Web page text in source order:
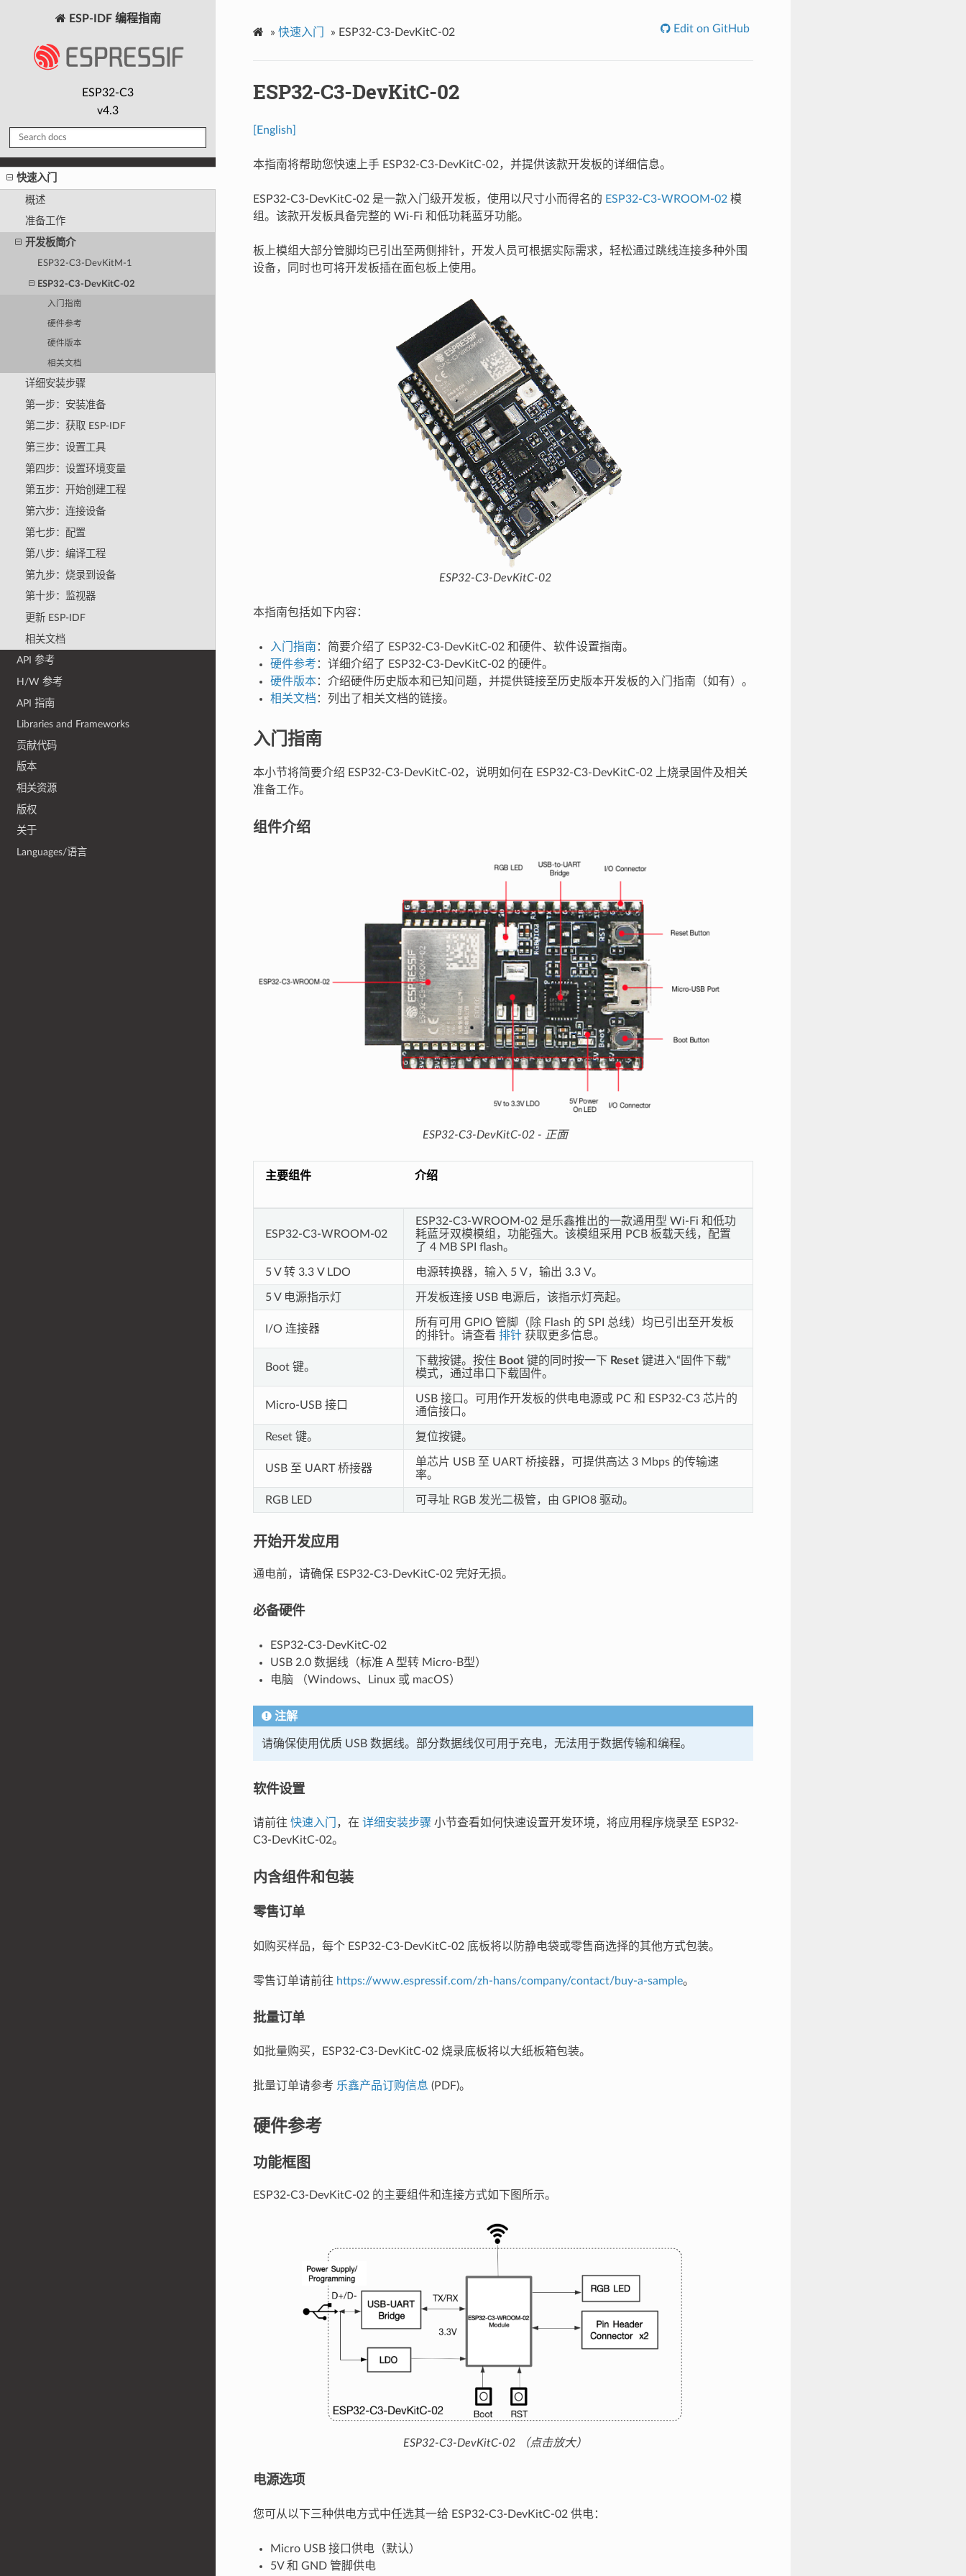
ESP-IDF 编程指南
ESP32-C3
v4.3
快速入门
概述
准备工作
开发板简介
ESP32-C3-DevKitM-1
ESP32-C3-DevKitC-02
入门指南
硬件参考
硬件版本
相关文档
详细安装步骤
第一步：安装准备
第二步：获取 ESP-IDF
第三步：设置工具
第四步：设置环境变量
第五步：开始创建工程
第六步：连接设备
第七步：配置
第八步：编译工程
第九步：烧录到设备
第十步：监视器
更新 ESP-IDF
相关文档
API 参考
H/W 参考
API 指南
Libraries and Frameworks
贡献代码
版本
相关资源
版权
关于
Languages/语言
» 快速入门 » ESP32-C3-DevKitC-02 Edit on GitHub
ESP32-C3-DevKitC-02
[English]
本指南将帮助您快速上手 ESP32-C3-DevKitC-02，并提供该款开发板的详细信息。
ESP32-C3-DevKitC-02 是一款入门级开发板，使用以尺寸小而得名的 ESP32-C3-WROOM-02模
组。该款开发板具备完整的 Wi-Fi 和低功耗蓝牙功能。
板上模组大部分管脚均已引出至两侧排针，开发人员可根据实际需求，轻松通过跳线连接多种外围
设备，同时也可将开发板插在面包板上使用。
ESP32-C3-DevKitC-02
本指南包括如下内容：
入门指南 ：简要介绍了 ESP32-C3-DevKitC-02 和硬件、软件设置指南。
硬件参考 ：详细介绍了 ESP32-C3-DevKitC-02 的硬件。
硬件版本：介绍硬件历史版本和已知问题，并提供链接至历史版本开发板的入门指南（如有）。
相关文档 ：列出了相关文档的链接。
入门指南
本小节将简要介绍 ESP32-C3-DevKitC-02，说明如何在 ESP32-C3-DevKitC-02 上烧录固件及相关
准备工作。
组件介绍
ESP32-C3-DevKitC-02 - 正面
主要组件 介绍
ESP32-C3-WROOM-02
ESP32-C3-WROOM-02 是乐鑫推出的一款通用型 Wi-Fi 和低功
耗蓝牙双模模组，功能强大。该模组采用 PCB 板载天线，配置
了 4 MB SPI flash。
5 V 转 3.3 V LDO 电源转换器，输入 5 V，输出 3.3 V。
5 V 电源指示灯 开发板连接 USB 电源后，该指示灯亮起。
I/O 连接器
所有可用 GPIO 管脚（除 Flash 的 SPI 总线）均已引出至开发板
的排针。请查看 排针获取更多信息。
Boot 键。
下载按键。按住 Boot键的同时按一下 Reset键进入“固件下载”
模式，通过串口下载固件。
Micro-USB 接口
USB 接口。可用作开发板的供电电源或 PC 和 ESP32-C3 芯片的
通信接口。
Reset 键。 复位按键。
USB 至 UART 桥接器
单芯片 USB 至 UART 桥接器，可提供高达 3 Mbps 的传输速
率。
RGB LED 可寻址 RGB 发光二极管，由 GPIO8 驱动。
开始开发应用
通电前，请确保 ESP32-C3-DevKitC-02 完好无损。
必备硬件
ESP32-C3-DevKitC-02
USB 2.0 数据线（标准 A 型转 Micro-B型）
电脑 （Windows、Linux 或 macOS）
注解
请确保使用优质 USB 数据线。部分数据线仅可用于充电，无法用于数据传输和编程。
软件设置
请前往 快速入门 ，在 详细安装步骤 小节查看如何快速设置开发环境，将应用程序烧录至 ESP32-
C3-DevKitC-02。
内含组件和包装
零售订单
如购买样品，每个 ESP32-C3-DevKitC-02 底板将以防静电袋或零售商选择的其他方式包装。
零售订单请前往 https://www.espressif.com/zh-hans/company/contact/buy-a-sample。
批量订单
如批量购买，ESP32-C3-DevKitC-02 烧录底板将以大纸板箱包装。
批量订单请参考 乐鑫产品订购信息 (PDF)。
硬件参考
功能框图
ESP32-C3-DevKitC-02 的主要组件和连接方式如下图所示。
ESP32-C3-DevKitC-02 （点击放大）
电源选项
您可从以下三种供电方式中任选其一给 ESP32-C3-DevKitC-02 供电：
Micro USB 接口供电（默认）
5V 和 GND 管脚供电